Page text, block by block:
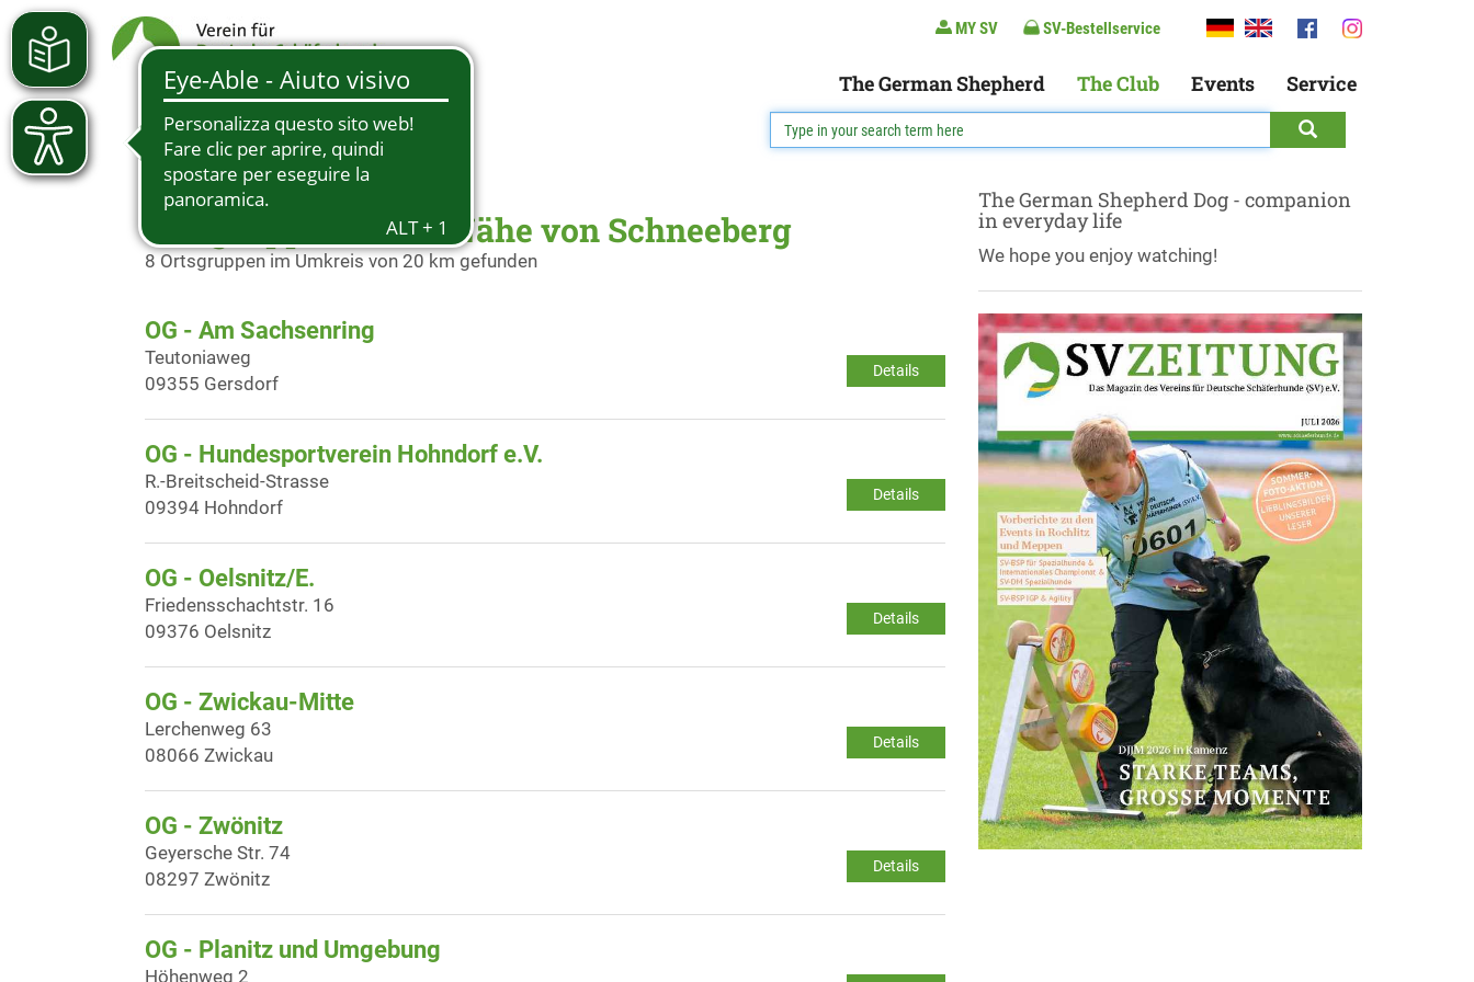
MY SV SV-Bestellservice
The German Shepherd The Club Events Service
Ortsgruppen in der Nähe von Schneeberg
8 Ortsgruppen im Umkreis von 20 km gefunden
OG - Am Sachsenring
Details
Teutoniaweg
09355 Gersdorf
OG - Hundesportverein Hohndorf e.V.
Details
R.-Breitscheid-Strasse
09394 Hohndorf
OG - Oelsnitz/E.
Details
Friedensschachtstr. 16
09376 Oelsnitz
OG - Zwickau-Mitte
Details
Lerchenweg 63
08066 Zwickau
OG - Zwönitz
Details
Geyersche Str. 74
08297 Zwönitz
OG - Planitz und Umgebung
Höhenweg 2
The German Shepherd Dog - companion
in everyday life
We hope you enjoy watching!